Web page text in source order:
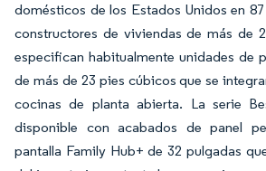
domésticos de los Estados Unidos en
constructores de viviendas de más de
especifican habitualmente unidades de
de más de 23 pies cúbicos que se
cocinas de planta abierta. La serie
disponible con acabados de panel
pantalla Family Hub+ de 32 pulgadas